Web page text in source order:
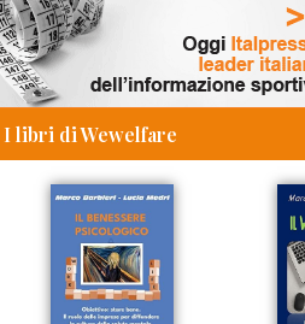
I libri di Wewelfare